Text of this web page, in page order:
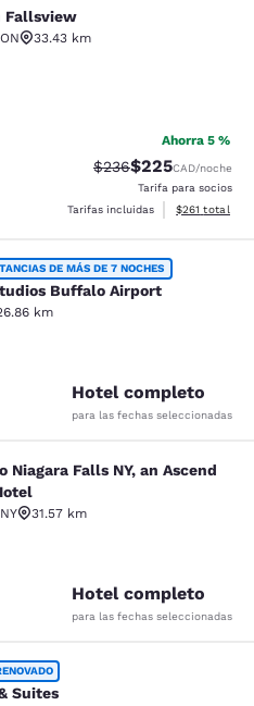
Fallsview
ON
33.43 km
estrellas. Bueno. 5446 reseñas
Ahorra 5 %
Precio tachado:
$236Precio con
$225CAD/noche
Tarifa para socios
Tarifas incluidas
Ver detalles
$261 total
Buffalo Airport
DE MÁS DE 7 NOCHES
Buffalo Airport
km
estrellas. Feria. 34 reseñas
Hotel completo
para las fechas seleccionadas
Falls NY, an
Niagara Falls NY, an Ascend
NY
31.57 km
estrellas. Excelente. 2236 reseñas
Hotel completo
para las fechas seleccionadas
Suites